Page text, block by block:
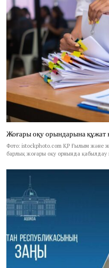
Жоғары оқу орындарына құжат
Фото: istockphoto.com ҚР Ғылым және
барлық жоғары оқу орнында